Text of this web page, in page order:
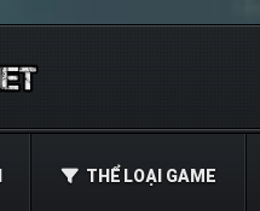
THỂ LOẠI GAME